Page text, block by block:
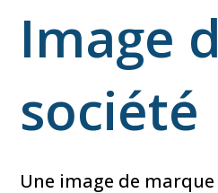
Image
société
Une image de